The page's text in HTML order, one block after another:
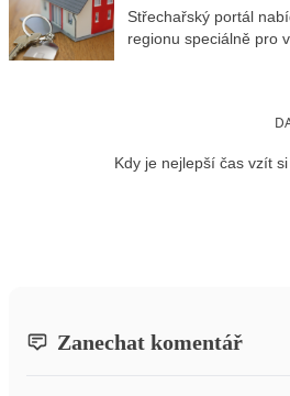
Střechařský portál
regionu speciálně pro
Kdy je nejlepší čas vzít
Zanechat komentář